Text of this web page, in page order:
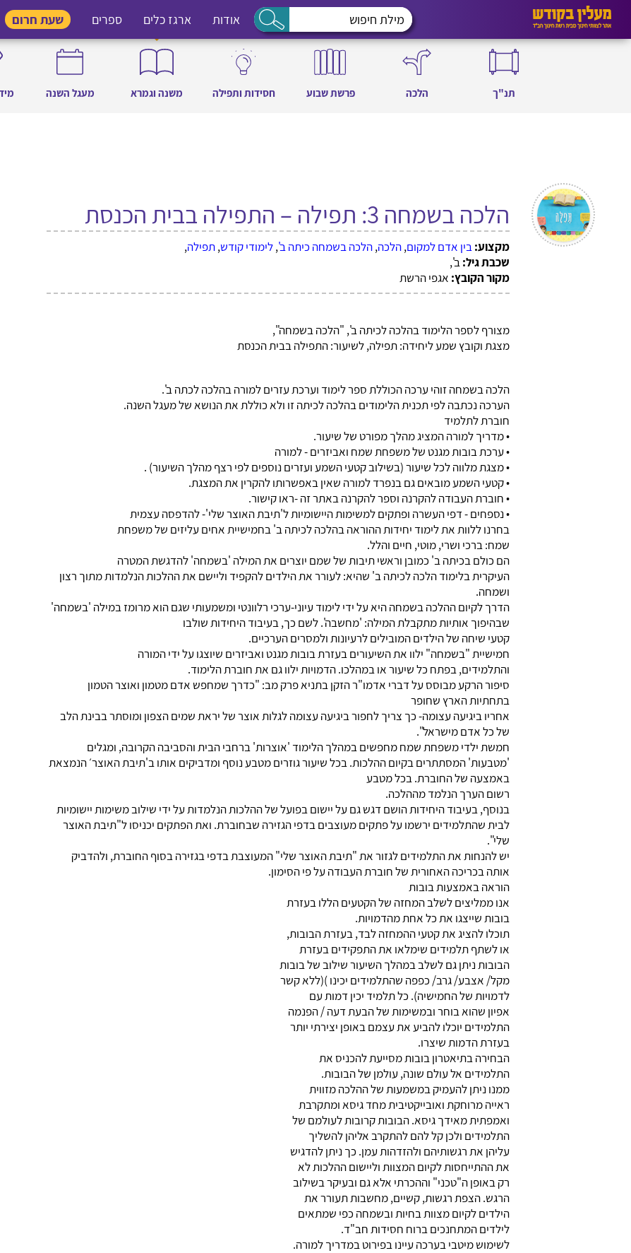
אודות ארגז כלים ספרים שעת חרום
תנ"ך הלכה פרשת שבוע חסידות ותפילה משנה וגמרא מעגל השנה
הלכה בשמחה 3: תפילה – התפילה בבית הכנסת
מקצוע:בין אדם למקום,הלכה,הלכה בשמחה כיתה ב',לימודי קודש,תפילה,
שכבת גיל:ב',
מקור הקובץ: אגפי הרשת
מצורף לספר הלימוד בהלכה לכיתה ב', "הלכה בשמחה",
מצגת וקובץ שמע ליחידה: תפילה, לשיעור: התפילה בבית הכנסת
הלכה בשמחה זוהי ערכה הכוללת ספר לימוד וערכת עזרים למורה בהלכה לכתה ב'.
הערכה נכתבה לפי תכנית הלימודים בהלכה לכיתה זו ולא כוללת את הנושא של מעגל השנה.
חוברת לתלמיד
• מדריך למורה המציג מהלך מפורט של שיעור.
• ערכת בובות מגנט של משפחת שמח ואביזרים - למורה
• מצגת מלווה לכל שיעור (בשילוב קטעי השמע ועזרים נוספים לפי רצף מהלך השיעור) .
• קטעי השמע מובאים גם בנפרד למורה שאין באפשרותו להקרין את המצגת.
• חוברת העבודה להקרנה וספר להקרנה באתר זה -ראו קישור.
• נספחים - דפי העשרה ופתקים למשימות היישומיות ל'תיבת האוצר שלי'- להדפסה עצמית
בחרנו ללוות את לימוד יחידות ההוראה בהלכה לכיתה ב' בחמישיית אחים עליזים של משפחת
שמח: ברכי ושרי, מוטי, חיים והלל.
הם כולם בכיתה ב' כמובן וראשי תיבות של שמם יוצרים את המילה 'בשמחה' להדגשת המטרה
העיקרית בלימוד הלכה לכיתה ב' שהיא: לעורר את הילדים להקפיד וליישם את ההלכות הנלמדות מתוך רצון
ושמחה.
הדרך לקיום ההלכה בשמחה היא על ידי לימוד עיוני-ערכי רלוונטי ומשמעותי שגם הוא מרומז במילה 'בשמחה'
שבהיפוך אותיות מתקבלת המילה: 'מחשבה'. לשם כך, בעיבוד היחידות שולבו
קטעי שיחה של הילדים המובילים לרעיונות ולמסרים הערכיים.
חמישיית "בשמחה" ילוו את השיעורים בעזרת בובות מגנט ואביזרים שיוצגו על ידי המורה
והתלמידים, בפתח כל שיעור או במהלכו. הדמויות ילוו גם את חוברת הלימוד.
סיפור הרקע מבוסס על דברי אדמו"ר הזקן בתניא פרק מב: "כדרך שמחפש אדם מטמון ואוצר הטמון
בתחתיות הארץ שחופר
אחריו ביגיעה עצומה- כך צריך לחפור ביגיעה עצומה לגלות אוצר של יראת שמים הצפון ומוסתר בבינת הלב
של כל אדם מישראל".
חמשת ילדי משפחת שמח מחפשים במהלך הלימוד 'אוצרות' ברחבי הבית והסביבה הקרובה, ומגלים
'מטבעות' המסתתרים בקיום ההלכות. בכל שיעור גוזרים מטבע נוסף ומדביקים אותו ב'תיבת האוצר׳ הנמצאת
באמצעה של החוברת. בכל מטבע
רשום הערך הנלמד מההלכה.
בנוסף, בעיבוד היחידות הושם דגש גם על יישום בפועל של ההלכות הנלמדות על ידי שילוב משימות יישומיות
לבית שהתלמידים ירשמו על פתקים מעוצבים בדפי הגזירה שבחוברת. ואת הפתקים יכניסו ל"תיבת האוצר
שלי".
יש להנחות את התלמידים לגזור את "תיבת האוצר שלי" המעוצבת בדפי בגזירה בסוף החוברת, ולהדביק
אותה בכריכה האחורית של חוברת העבודה על פי הסימון.
הוראה באמצעות בובות
אנו ממליצים לשלב המחזה של הקטעים הללו בעזרת
בובות שייצגו את כל אחת מהדמויות.
תוכלו להציג את קטעי ההמחזה לבד, בעזרת הבובות,
או לשתף תלמידים שימלאו את התפקידים בעזרת
הבובות ניתן גם לשלב במהלך השיעור שילוב של בובות
מקל/ אצבע/ גרב/ כפפה שהתלמידים יכינו )(ללא קשר
לדמויות של החמישיה). כל תלמיד יכין דמות עם
אפיון שהוא בוחר ובמשימות של הבעת דעה / הפנמה
התלמידים יוכלו להביע את עצמם באופן יצירתי יותר
בעזרת הדמות שיצרו.
הבחירה בתיאטרון בובות מסייעת להכניס את
התלמידים אל עולם שונה, עולמן של הבובות.
ממנו ניתן להעמיק במשמעות של ההלכה מזווית
ראייה מרוחקת ואובייקטיבית מחד גיסא ומתקרבת
ואמפתית מאידך גיסא. הבובות קרובות לעולמם של
התלמידים ולכן קל להם להתקרב אליהן להשליך
עליהן את רגשותיהם ולהזדהות עמן. כך ניתן להדגיש
את ההתייחסות לקיום המצוות וליישום ההלכות לא
רק באופן ה"טכני" וההכרתי אלא גם ובעיקר בשילוב
הרגש. הצפת רגשות, קשיים, מחשבות תעורר את
הילדים לקיום מצוות בחיות ובשמחה כפי שמתאים
לילדים המתחנכים ברוח חסידות חב"ד.
לשימוש מיטבי בערכה עיינו בפירוט במדריך למורה.